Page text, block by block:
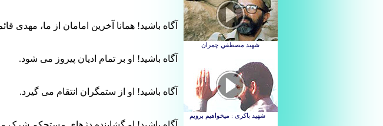
آگاه باشید! همانا آخرین امامان از ما، مهدی
آگاه باشید! او بر تمام ادیان پیروز می شود.
آگاه باشید! او از ستمگران انتقام می گیرد.